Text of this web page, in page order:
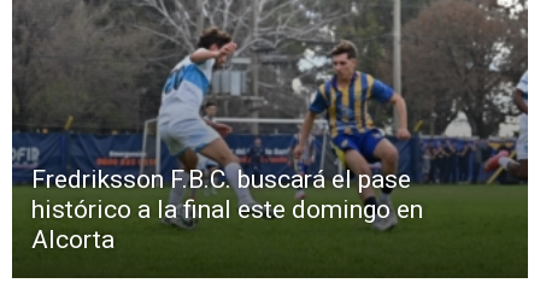
Fredriksson F.B.C. buscará el pase
histórico a la final este domingo en
Alcorta